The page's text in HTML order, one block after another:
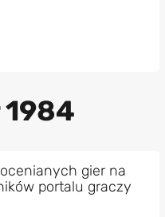
gier na
portalu graczy